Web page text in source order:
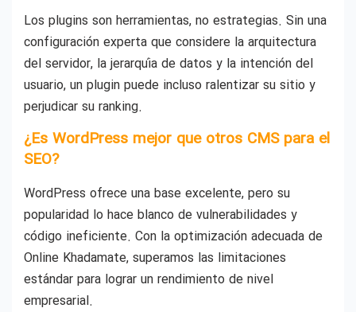
Los plugins son herramientas, no estrategias. Sin una
configuración experta que considere la arquitectura
del servidor, la jerarquía de datos y la intención del
usuario, un plugin puede incluso ralentizar su sitio y
perjudicar su ranking.
¿Es WordPress mejor que otros CMS para el
SEO?
WordPress ofrece una base excelente, pero su
popularidad lo hace blanco de vulnerabilidades y
código ineficiente. Con la optimización adecuada de
Online Khadamate, superamos las limitaciones
estándar para lograr un rendimiento de nivel
empresarial.